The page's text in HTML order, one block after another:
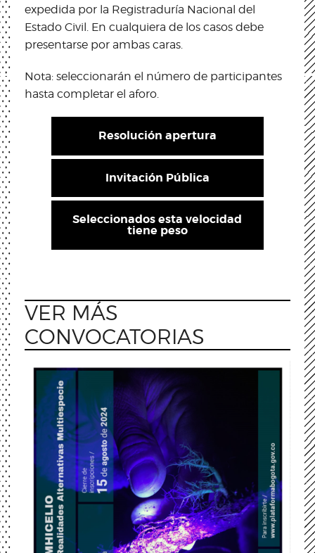
expedida por la Registraduría Nacional del
Estado Civil. En cualquiera de los casos debe
presentarse por ambas caras.
Nota: seleccionarán el número de participantes
hasta completar el aforo.
Resolución apertura
Invitación Pública
Seleccionados esta velocidad
tiene peso
VER MÁS
CONVOCATORIAS